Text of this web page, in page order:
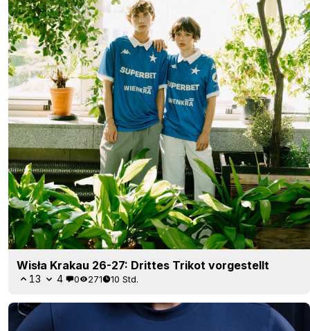
Wisła Krakau 26-27: Drittes Trikot vorgestellt
13 4 0 271 10 Std.